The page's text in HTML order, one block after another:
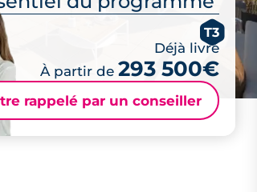
T3
Déjà livré
À partir de 293 500€
rappelé par un conseiller